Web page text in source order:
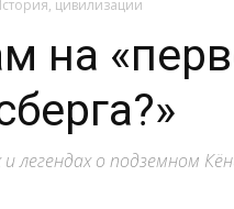
цивилизации
на
легендах о подземном